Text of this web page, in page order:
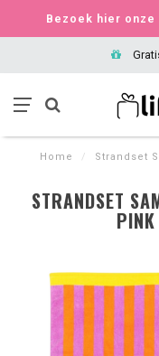
Bezoek hier onze
Home /
Strandset
STRANDSET
PINK